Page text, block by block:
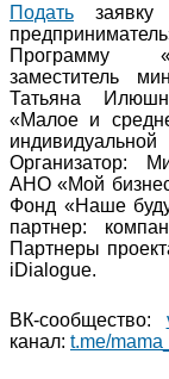
Подать заявку
Программу
заместитель
Татьяна
«Малое и
Организатор:
АНО «Мой
Фонд «Наше
партнер:
Партнеры
iDialogue.
ВК-сообщество:
канал: t.me/